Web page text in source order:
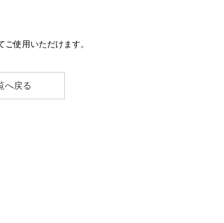
使用いただけます。
へ戻る